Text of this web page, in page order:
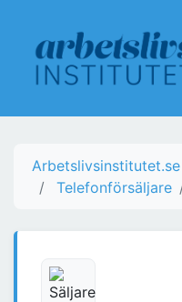
Arbetslivsinstitutet.se
Telefonförsäljare